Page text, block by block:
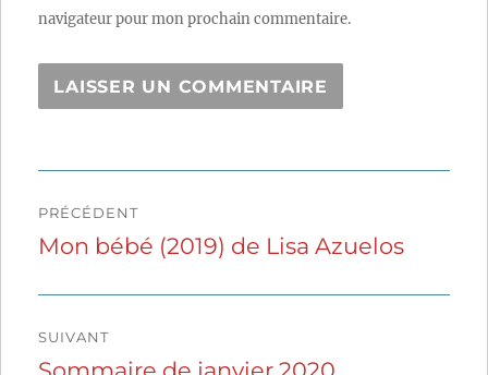
navigateur pour mon prochain commentaire.
de
PRÉCÉDENT
Publication
Mon bébé (2019) de Lisa Azuelos
SUIVANT
Publication